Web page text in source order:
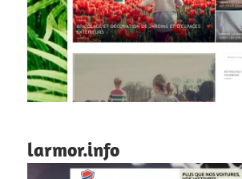
larmor.info